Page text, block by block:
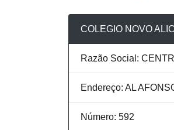
COLEGIO NOVO
Razão Social:
Endereço: AL
Número: 592